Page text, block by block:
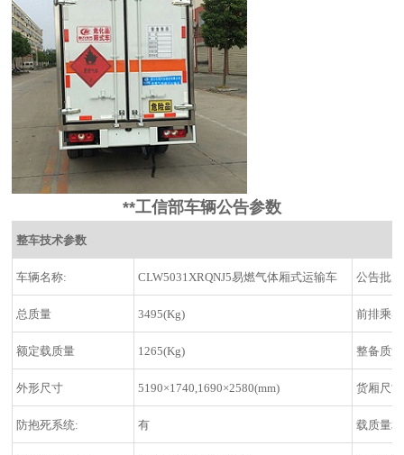
**工信部车辆公告参数
整车技术参数
车辆名称: CLW5031XRQNJ5易燃气体厢式运输车 公告批
总质量 3495(Kg) 前排乘
额定载质量 1265(Kg) 整备质量
外形尺寸 5190×1740,1690×2580(mm) 货厢尺寸
防抱死系统: 有 载质量